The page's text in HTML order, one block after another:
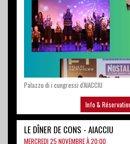
Palazzu di i cungressi d'AIACCIU
Info & Réservations
LE DÎNER DE CONS - AIACCIU
MERCREDI 25 NOVEMBRE À 20:00